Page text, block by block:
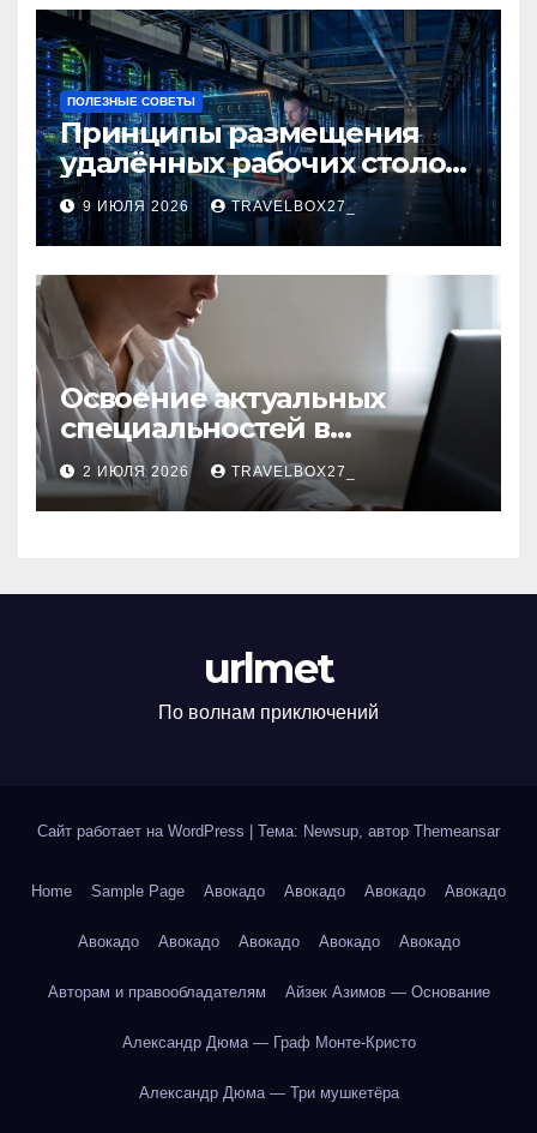
ПОЛЕЗНЫЕ СОВЕТЫ
Принципы размещения
удалённых рабочих столов
в Европе
9 ИЮЛЯ 2026 TRAVELBOX27_
Освоение актуальных
специальностей в
дистанционном формате
2 ИЮЛЯ 2026 TRAVELBOX27_
urlmet
По волнам приключений
Сайт работает на WordPress Тема: Newsup, автор Themeansar
Home Sample Page Авокадо Авокадо Авокадо Авокадо
Авокадо Авокадо Авокадо Авокадо Авокадо
Авторам и правообладателям Айзек Азимов — Основание
Александр Дюма — Граф Монте-Кристо
Александр Дюма — Три мушкетёра